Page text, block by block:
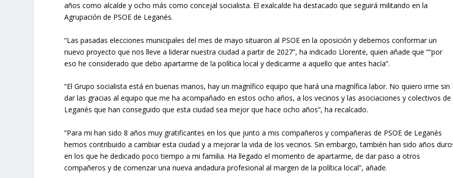
años como alcalde y ocho más como concejal socialista. El exalcalde ha destacado que seguirá militando en la
Agrupación de PSOE de Leganés.
“Las pasadas elecciones municipales del mes de mayo situaron al PSOE en la oposición y debemos conformar un
nuevo proyecto que nos lleve a liderar nuestra ciudad a partir de 2027”, ha indicado Llorente, quien añade que ““por
eso he considerado que debo apartarme de la política local y dedicarme a aquello que antes hacía”.
“El Grupo socialista está en buenas manos, hay un magnífico equipo que hará una magnífica labor. No quiero irme sin
dar las gracias al equipo que me ha acompañado en estos ocho años, a los vecinos y las asociaciones y colectivos de
Leganés que han conseguido que esta ciudad sea mejor que hace ocho años”, ha recalcado.
“Para mi han sido 8 años muy gratificantes en los que junto a mis compañeros y compañeras de PSOE de Leganés
hemos contribuido a cambiar esta ciudad y a mejorar la vida de los vecinos. Sin embargo, también han sido años
en los que he dedicado poco tiempo a mi familia. Ha llegado el momento de apartarme, de dar paso a otros
compañeros y de comenzar una nueva andadura profesional al margen de la política local”, añade.